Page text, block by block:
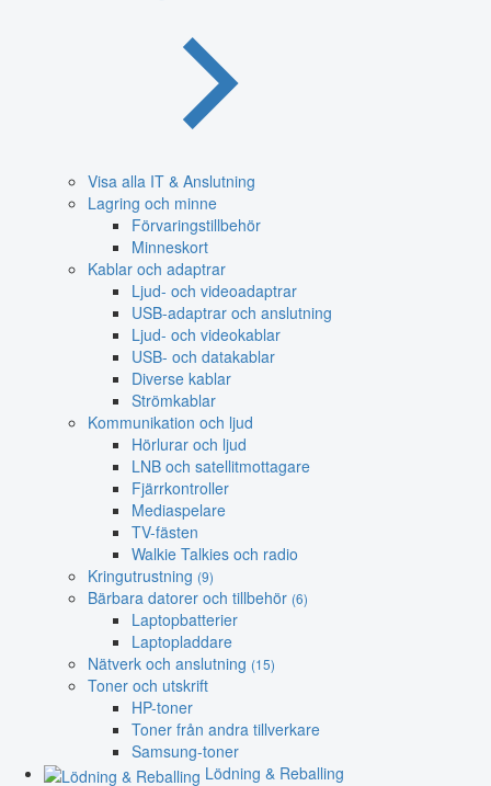
Visa alla IT & Anslutning
Lagring och minne
Förvaringstillbehör
Minneskort
Kablar och adaptrar
Ljud- och videoadaptrar
USB-adaptrar och anslutning
Ljud- och videokablar
USB- och datakablar
Diverse kablar
Strömkablar
Kommunikation och ljud
Hörlurar och ljud
LNB och satellitmottagare
Fjärrkontroller
Mediaspelare
TV-fästen
Walkie Talkies och radio
Kringutrustning (9)
Bärbara datorer och tillbehör (6)
Laptopbatterier
Laptopladdare
Nätverk och anslutning (15)
Toner och utskrift
HP-toner
Toner från andra tillverkare
Samsung-toner
Lödning & Reballing